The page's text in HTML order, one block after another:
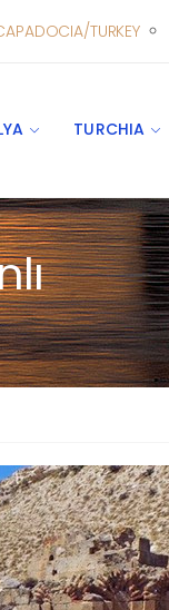
TURKEY
TURCHIA